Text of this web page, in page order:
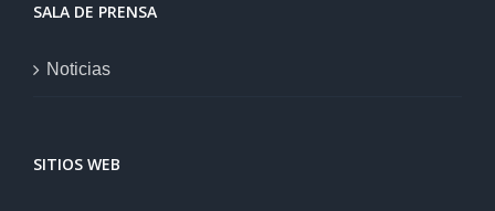
SALA DE PRENSA
Noticias
SITIOS WEB